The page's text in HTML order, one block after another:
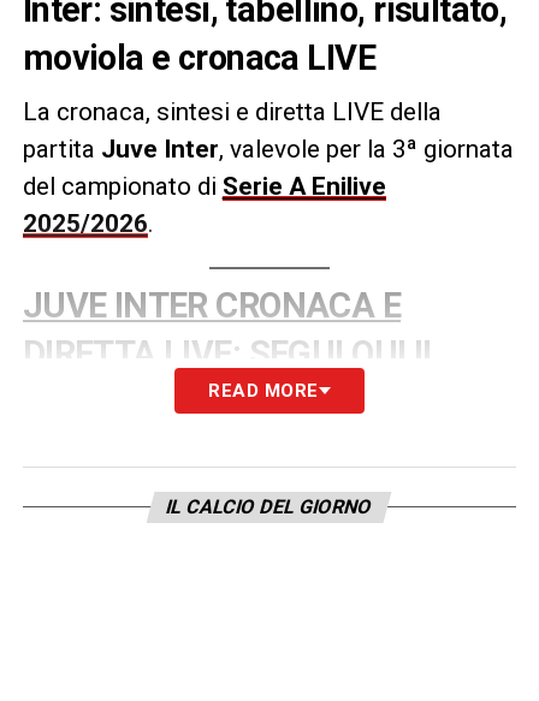
Inter: sintesi, tabellino, risultato,
moviola e cronaca LIVE
La cronaca, sintesi e diretta LIVE della
partita Juve Inter, valevole per la 3ª giornata
del campionato di Serie A Enilive
2025/2026.
JUVE INTER CRONACA E
DIRETTA LIVE: SEGUI QUI IL
READ MORE
IL CALCIO DEL GIORNO